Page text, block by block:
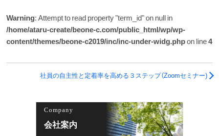
Warning: Attempt to read property "term_id" on null in
/home/ataru-create/beone-c.com/public_html/wp/wp-
content/themes/beone-c2019/inc/inc-under-widg.phpon line4
社員の自主性と定着率を高める３ステップ（Zoomセミナー)
Company
会社案内